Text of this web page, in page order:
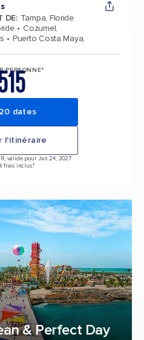
DE: Tampa, Floride
Cozumel,
Puerto Costa Maya,
PERSONNE*
dates
l'itinéraire
valide pour Jan 24, 2027
frais inclus.*
& Perfect Day